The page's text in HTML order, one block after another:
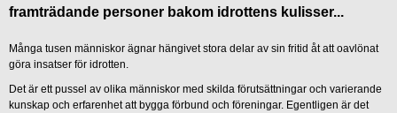
framträdande personer bakom idrottens kulisser...
Många tusen människor ägnar hängivet stora delar av sin fritid åt att oavlönat
göra insatser för idrotten.
Det är ett pussel av olika människor med skilda förutsättningar och varierande
kunskap och erfarenhet att bygga förbund och föreningar. Egentligen är det